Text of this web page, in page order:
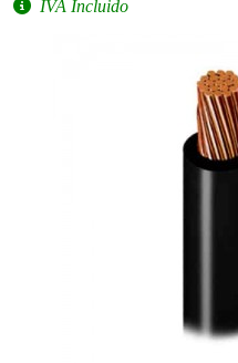
IVA Incluido